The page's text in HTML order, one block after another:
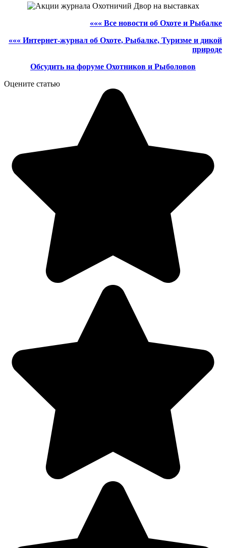
««« Все новости об Охоте и Рыбалке
««« Интернет-журнал об Охоте, Рыбалке, Туризме и дикой
природе
Обсудить на форуме Охотников и Рыболовов
Оцените статью